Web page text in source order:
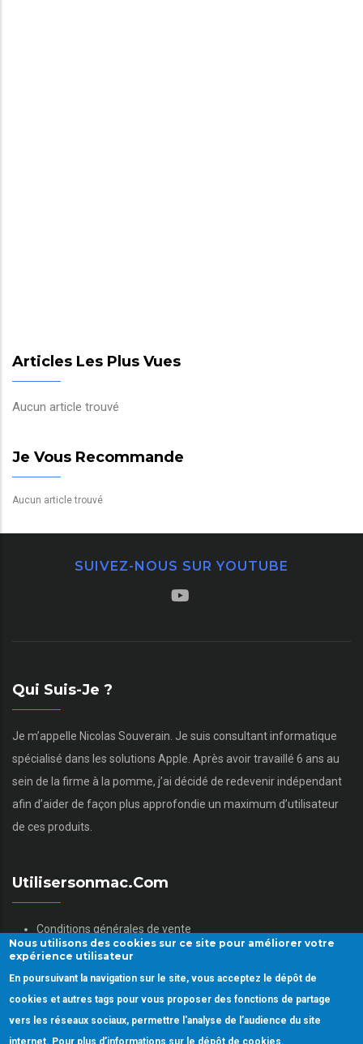
Articles Les Plus Vues
Aucun article trouvé
Je Vous Recommande
Aucun article trouvé
SUIVEZ-NOUS SUR YOUTUBE
Qui Suis-Je ?
Je m’appelle Nicolas Souverain. Je suis consultant informatique
spécialisé dans les solutions Apple. Après avoir travaillé 6 ans au
sein de la firme à la pomme, j’ai décidé de redevenir indépendant
afin d’aider de façon plus approfondie un maximum d’utilisateur
de ces produits.
Utilisersonmac.com
Conditions générales de vente
Mentions légales
Politique des données personnelles
Gestion des Cookies
Nous utilisons des cookies sur ce site pour améliorer votre
expérience utilisateur
En poursuivant la navigation sur le site, vous acceptez le dépôt de
cookies et autres tags pour vous proposer des fonctions de partage
vers les réseaux sociaux, permettre l'analyse de l’audience du site
internet. Pour plus d’informations sur le dépôt de cookies.